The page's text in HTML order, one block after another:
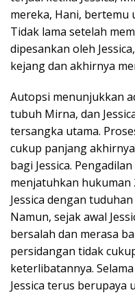
mereka, Hani, bertemu
Tidak lama setelah
dipesankan oleh
kejang dan akhirnya
Autopsi menunjukkan
tubuh Mirna, dan
tersangka utama.
cukup panjang
bagi Jessica.
menjatuhkan hukuman
Jessica dengan
Namun, sejak awal
bersalah dan merasa
persidangan tidak
keterlibatannya.
Jessica terus berupaya